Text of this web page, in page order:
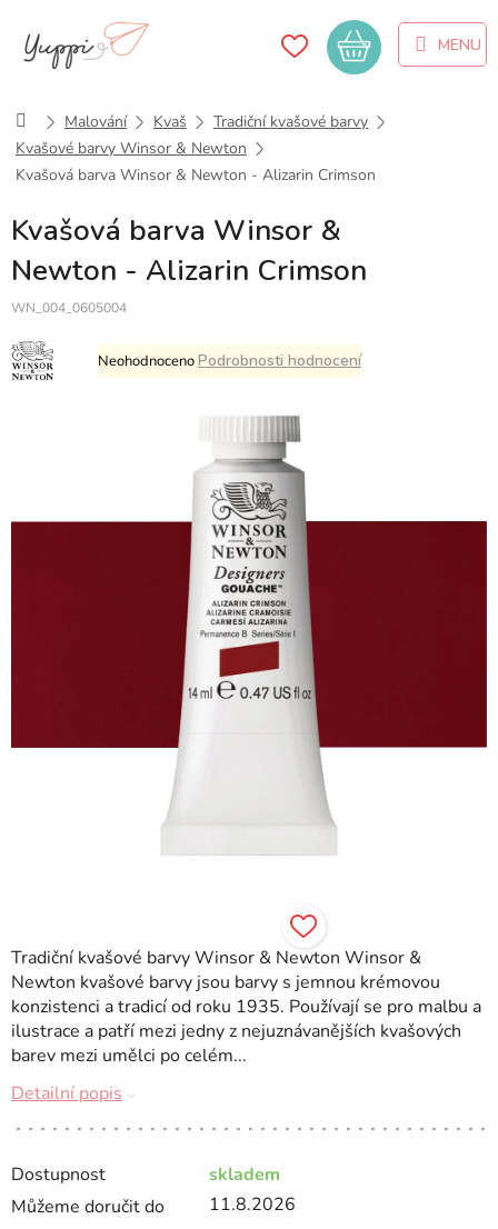
obsah
Nákupní
košík
DomůMalování Kvaš
Tradiční kvašové barvy
Kvašové barvy Winsor & Newton
Kvašová barva Winsor & Newton - Alizarin Crimson
Kvašová barva Winsor &
Newton - Alizarin Crimson
WN_004_0605004
Průměrné
hodnocení
NeohodnocenoPodrobnosti hodnocení
Dostupnost
skladem
Můžeme doručit do
11.8.2026
Tradiční kvašové barvy Winsor & Newton Winsor &
Newton kvašové barvy jsou barvy s jemnou krémovou
konzistenci a tradicí od roku 1935. Používají se pro malbu a
ilustrace a patří mezi jedny z nejuznávanějších kvašových
barev mezi umělci po celém...
Detailní popis